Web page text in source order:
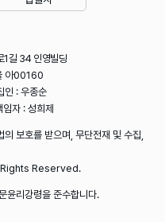
1길 34 인영빌딩
아00160
인 : 우종순
자 : 성희제
보호를 받으며, 무단전재 및 수집,
Reserved.
윤리강령을 준수합니다.